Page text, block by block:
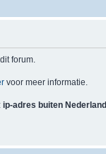
forum.
voor meer informatie.
ip-adres buiten Nederland